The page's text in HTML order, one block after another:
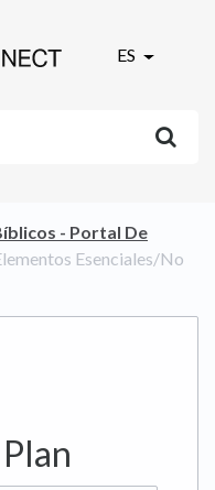
ES
- Portal De
Esenciales/No